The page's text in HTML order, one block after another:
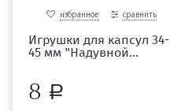
избранное сравнить
Игрушки для капсул 34-
45 мм "Надувной...
8 Р